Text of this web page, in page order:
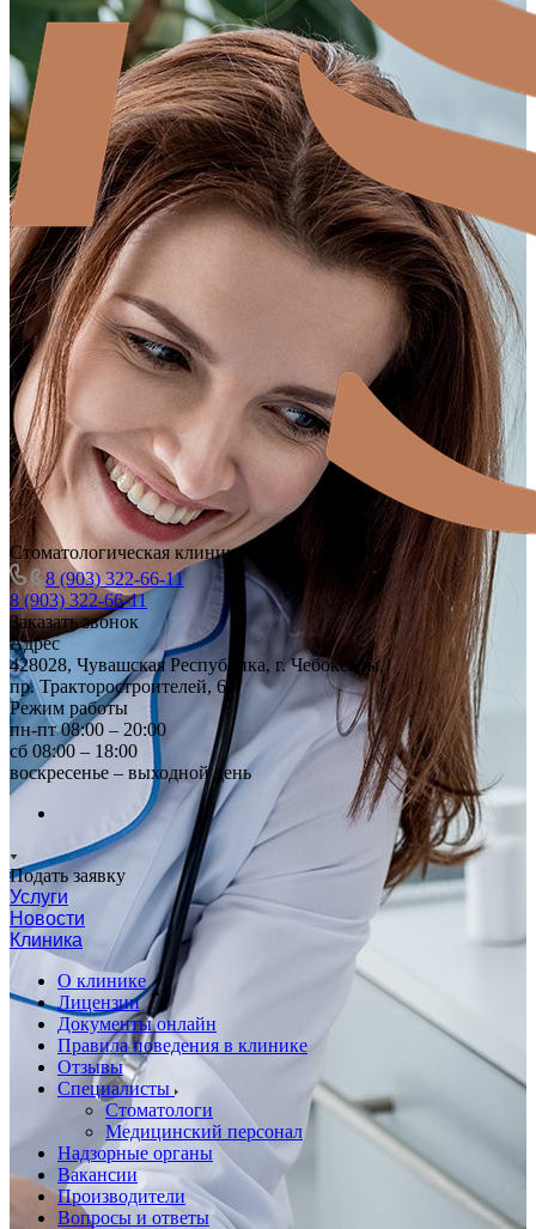
Стоматологическая клиника
8 (903) 322-66-11
8 (903) 322-66-11
Заказать звонок
Адрес
428028, Чувашская Республика, г. Чебоксары,
пр. Тракторостроителей, 64
Режим работы
пн-пт 08:00 – 20:00
сб 08:00 – 18:00
воскресенье – выходной день
Подать заявку
Услуги
Новости
Клиника
О клинике
Лицензии
Документы онлайн
Правила поведения в клинике
Отзывы
Специалисты
Стоматологи
Медицинский персонал
Надзорные органы
Вакансии
Производители
Вопросы и ответы